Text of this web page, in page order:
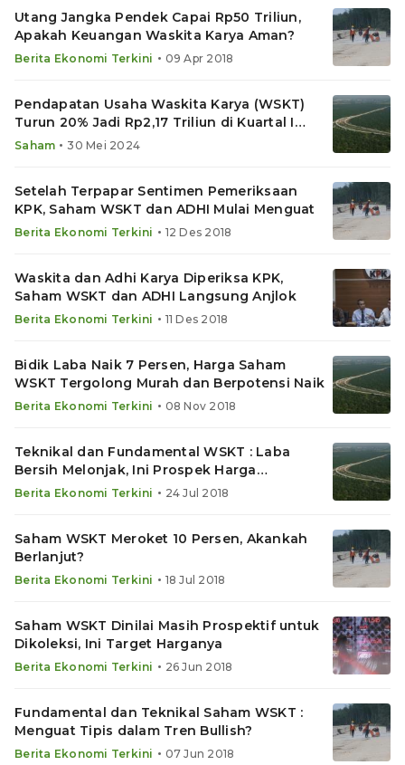
Utang Jangka Pendek Capai Rp50 Triliun,
Apakah Keuangan Waskita Karya Aman?
Berita Ekonomi Terkini • 09 Apr 2018
Pendapatan Usaha Waskita Karya (WSKT)
Turun 20% Jadi Rp2,17 Triliun di Kuartal I
2024
Saham • 30 Mei 2024
Setelah Terpapar Sentimen Pemeriksaan
KPK, Saham WSKT dan ADHI Mulai Menguat
Berita Ekonomi Terkini • 12 Des 2018
Waskita dan Adhi Karya Diperiksa KPK,
Saham WSKT dan ADHI Langsung Anjlok
Berita Ekonomi Terkini • 11 Des 2018
Bidik Laba Naik 7 Persen, Harga Saham
WSKT Tergolong Murah dan Berpotensi Naik
Berita Ekonomi Terkini • 08 Nov 2018
Teknikal dan Fundamental WSKT : Laba
Bersih Melonjak, Ini Prospek Harga
Sahamnya
Berita Ekonomi Terkini • 24 Jul 2018
Saham WSKT Meroket 10 Persen, Akankah
Berlanjut?
Berita Ekonomi Terkini • 18 Jul 2018
Saham WSKT Dinilai Masih Prospektif untuk
Dikoleksi, Ini Target Harganya
Berita Ekonomi Terkini • 26 Jun 2018
Fundamental dan Teknikal Saham WSKT :
Menguat Tipis dalam Tren Bullish?
Berita Ekonomi Terkini • 07 Jun 2018